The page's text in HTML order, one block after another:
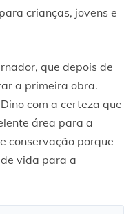
crianças, jovens e
que depois de
a primeira obra.
com a certeza que
área para a
conservação porque
vida para a